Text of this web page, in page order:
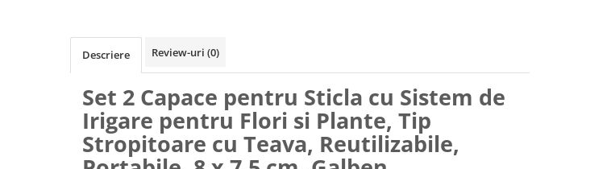
Descriere Review-uri (0)
Set 2 Capace pentru Sticla cu Sistem de
Irigare pentru Flori si Plante, Tip
Stropitoare cu Teava, Reutilizabile,